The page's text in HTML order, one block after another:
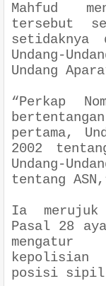
Mahfud
tersebut
setidaknya
Undang-
Undang
“Perkap
pertama,
2002
Undang-
tentang
Ia merujuk
Pasal 28
posisi